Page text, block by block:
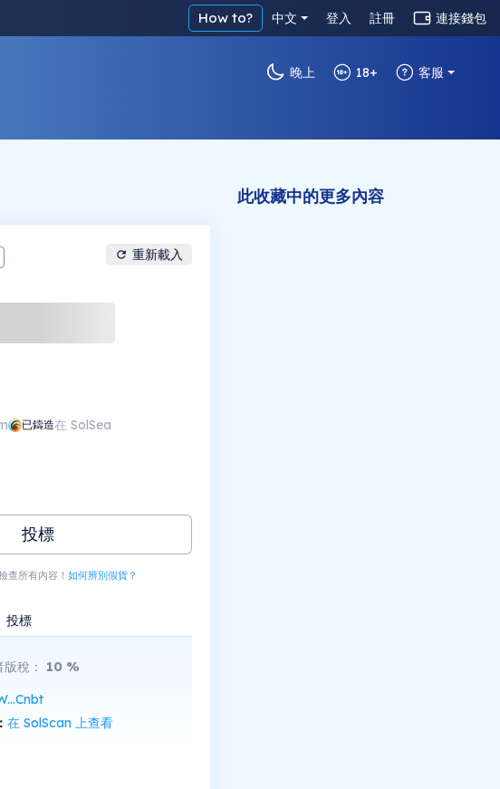
How to? 中文 登入 註冊 連接錢包
晚上 18+ 客服
重新載入
已鑄造在 SolSea
投標
查所有內容！如何辨別假貨？
投標
稅： 10%
在 SolScan 上查看
此收藏中的更多內容